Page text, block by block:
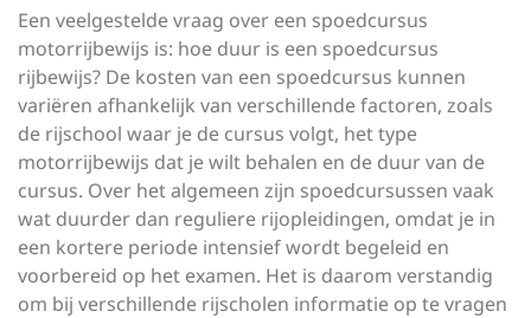
Een veelgestelde vraag over een spoedcursus
motorrijbewijs is: hoe duur is een spoedcursus
rijbewijs? De kosten van een spoedcursus kunnen
variëren afhankelijk van verschillende factoren, zoals
de rijschool waar je de cursus volgt, het type
motorrijbewijs dat je wilt behalen en de duur van de
cursus. Over het algemeen zijn spoedcursussen vaak
wat duurder dan reguliere rijopleidingen, omdat je in
een kortere periode intensief wordt begeleid en
voorbereid op het examen. Het is daarom verstandig
om bij verschillende rijscholen informatie op te vragen